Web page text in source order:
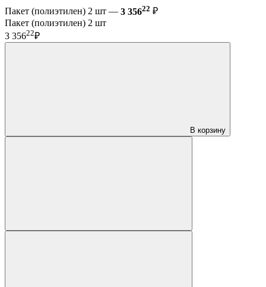
Пакет (полиэтилен) 2 шт — 3 35622 ₽
Пакет (полиэтилен) 2 шт
3 35622₽
В корзину